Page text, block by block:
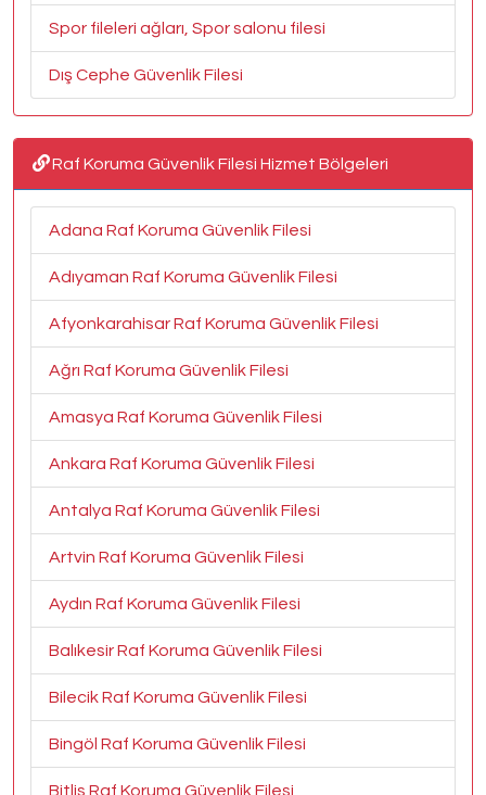
Spor fileleri ağları, Spor salonu filesi
Dış Cephe Güvenlik Filesi
Raf Koruma Güvenlik Filesi Hizmet Bölgeleri
Adana Raf Koruma Güvenlik Filesi
Adıyaman Raf Koruma Güvenlik Filesi
Afyonkarahisar Raf Koruma Güvenlik Filesi
Ağrı Raf Koruma Güvenlik Filesi
Amasya Raf Koruma Güvenlik Filesi
Ankara Raf Koruma Güvenlik Filesi
Antalya Raf Koruma Güvenlik Filesi
Artvin Raf Koruma Güvenlik Filesi
Aydın Raf Koruma Güvenlik Filesi
Balıkesir Raf Koruma Güvenlik Filesi
Bilecik Raf Koruma Güvenlik Filesi
Bingöl Raf Koruma Güvenlik Filesi
Bitlis Raf Koruma Güvenlik Filesi